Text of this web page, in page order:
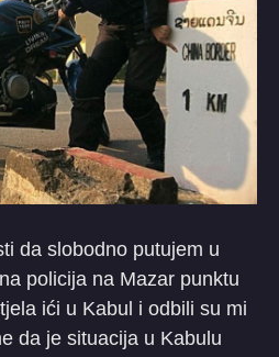
da slobodno putujem u
policija na Mazar punktu
ići u Kabul i odbili su mi
da je situacija u Kabulu